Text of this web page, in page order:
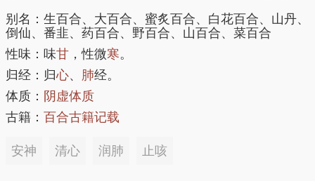
别名：生百合、大百合、蜜炙百合、白花百合、山丹、
倒仙、番韭、药百合、野百合、山百合、菜百合
性味：味甘 ，性微寒。
归经：归心、 肺经。
体质： 阴虚体质
古籍： 百合古籍记载
安神 清心 润肺 止咳